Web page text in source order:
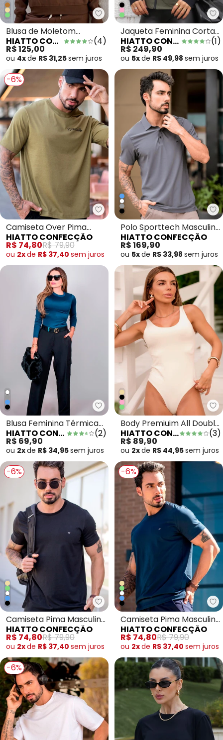
Hiatto Confecção - Blusa de
Blusa de Moletom
Feminina Tradicional
Marrom
HIATTO CONFECÇÃO (4)
R$ 125,00
ou 4xde R$ 31,25sem juros
Jaqueta Feminina Corta
Vento Forrada Verde
Musgo
HIATTO CONFECÇÃO (1)
R$ 249,90
ou 5xde R$ 49,98 sem juros
-6%
Hiatto Confecção - Camiseta
Camiseta Over Pima
Good Masculina Verde
Oliva
HIATTO CONFECÇÃO
R$ 74,80R$ 79,90
ou 2xde R$ 37,40 sem juros
Polo Sporttech Masculina
Grafite
HIATTO CONFECÇÃO
R$ 169,90
ou 5xde R$ 33,98 sem juros
Hiatto Confecção - Blusa
Blusa Feminina Térmica
Segunda Pele Marinho
HIATTO CONFECÇÃO (2)
R$ 69,90
ou 2xde R$ 34,95sem juros
Body Premiuim All Double
Bege
HIATTO CONFECÇÃO (3)
R$ 89,90
ou 2xde R$ 44,95sem juros
-6%
Camiseta Pima Masculina
Preto
HIATTO CONFECÇÃO
R$ 74,80R$ 79,90
ou 2xde R$ 37,40 sem juros
-6%
Camiseta Pima Masculina
Marinho
HIATTO CONFECÇÃO
R$ 74,80R$ 79,90
ou 2xde R$ 37,40 sem juros
-6%